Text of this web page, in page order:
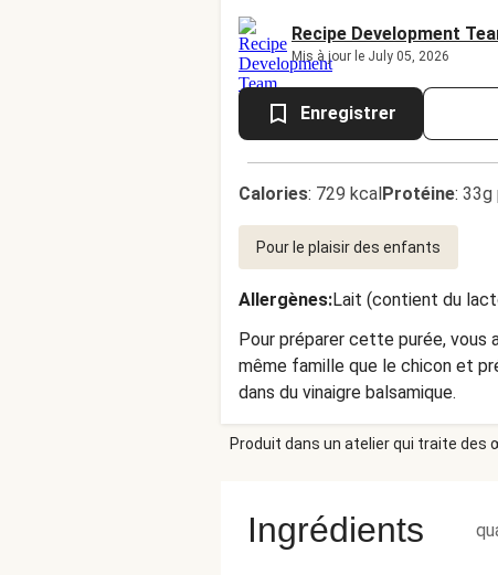
Recipe Development
Mis à jour le July 05, 2026
Enregistrer
Calories: 729 kcalProtéine: 33g
Pour le plaisir des enfants
Allergènes:Lait (contient du
Pour préparer cette purée, vous
même famille que le chicon et
dans du vinaigre balsamique.
Produit dans un atelier qui traite des
Ingrédients